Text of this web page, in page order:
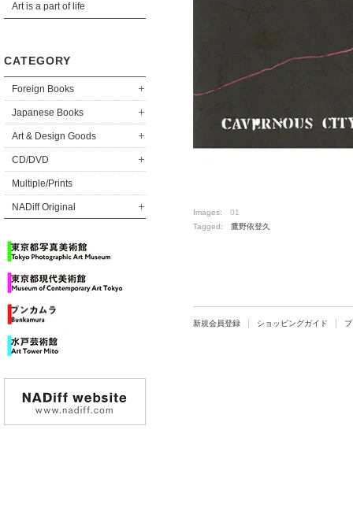
Art is a part of life
CATEGORY
Foreign Books
Japanese Books
Art & Design Goods
CD/DVD
Multiple/Prints
NADiff Original Images: 01
Tagged: 鷹野依登久
新規会員登録 ショッピングガイド